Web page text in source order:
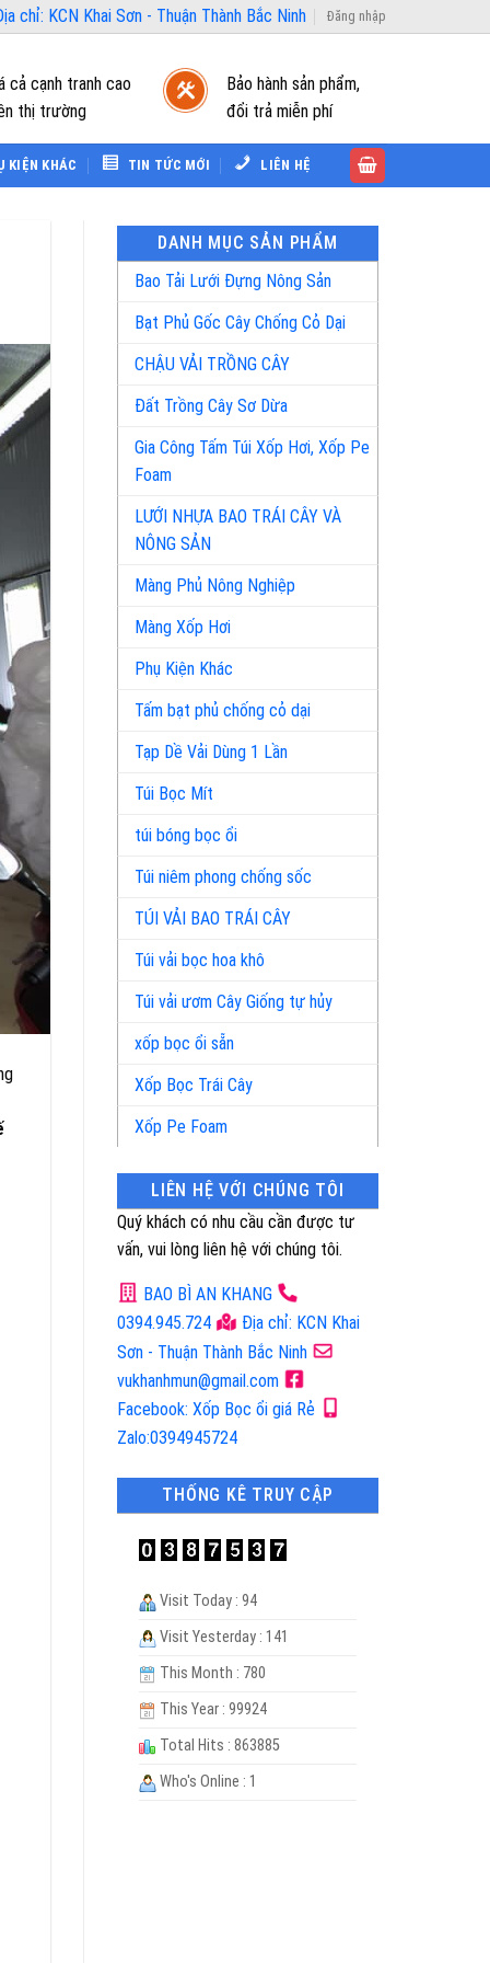
chỉ: KCN Khai Sơn - Thuận Thành Bắc Ninh Đăng nhập
cả cạnh tranh cao
thị trường
Bảo hành sản phẩm,
đổi trả miễn phí
KIỆN KHÁC TIN TỨC MỚI LIÊN HỆ
DANH MỤC SẢN PHẨM
Bao Tải Lưới Đựng Nông Sản
Bạt Phủ Gốc Cây Chống Cỏ Dại
CHẬU VẢI TRỒNG CÂY
Đất Trồng Cây Sơ Dừa
Gia Công Tấm Túi Xốp Hơi, Xốp Pe
Foam
LƯỚI NHỰA BAO TRÁI CÂY VÀ
NÔNG SẢN
Màng Phủ Nông Nghiệp
Màng Xốp Hơi
Phụ Kiện Khác
Tấm bạt phủ chống cỏ dại
Tạp Dề Vải Dùng 1 Lần
Túi Bọc Mít
túi bóng bọc ổi
Túi niêm phong chống sốc
TÚI VẢI BAO TRÁI CÂY
Túi vải bọc hoa khô
Túi vải ươm Cây Giống tự hủy
xốp bọc ổi sẵn
Xốp Bọc Trái Cây
Xốp Pe Foam
LIÊN HỆ VỚI CHÚNG TÔI
Quý khách có nhu cầu cần được tư
vấn, vui lòng liên hệ với chúng tôi.
BAO BÌ AN KHANG
0394.945.724
Địa chỉ: KCN Khai
Sơn - Thuận Thành Bắc Ninh
vukhanhmun@gmail.com
Facebook: Xốp Bọc ổi giá Rẻ
Zalo:0394945724
THỐNG KÊ TRUY CẬP
Visit Today : 94
Visit Yesterday : 141
This Month : 780
This Year : 99924
Total Hits : 863885
Who's Online : 1